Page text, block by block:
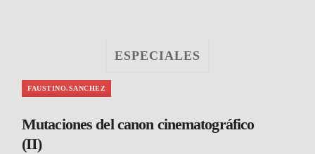
ESPECIALES
FAUSTINO.SANCHEZ
Mutaciones del canon cinematográfico
(II)